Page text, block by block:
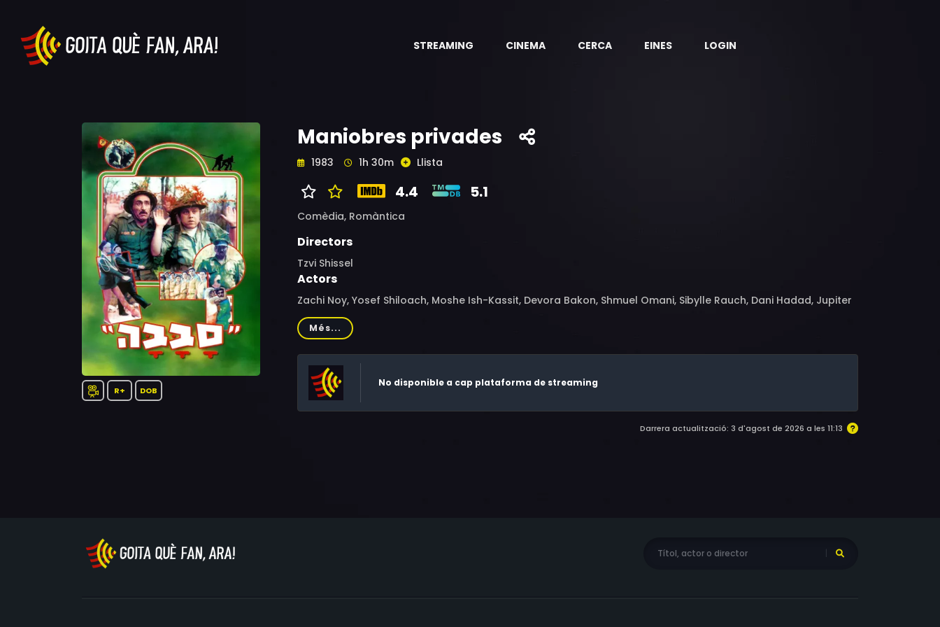
STREAMING CINEMA CERCA EINES LOGIN
R+ DOB
Maniobres privades
1983 1h 30m Llista
4.4 5.1
Comèdia, Romàntica
Directors
Tzvi Shissel
Actors
Zachi Noy, Yosef Shiloach, Moshe Ish-Kassit, Devora Bakon, Shmuel Omani, Sibylle Rauch, Dani Hadad, Jupiter
Leonid, Israel Leibowitz, Shmuel Aizer, Tzvi Shissel
Més...
No disponible a cap plataforma de streaming
Darrera actualització: 3 d'agost de 2026 a les 11:13